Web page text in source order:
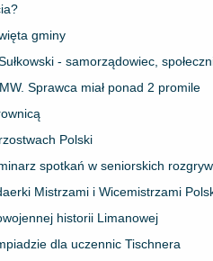
gminy
- samorządowiec,
Sprawca miał ponad 2 promile
Polski
spotkań w seniorskich
Mistrzami i Wicemistrzami
historii Limanowej
dla uczennic Tischnera